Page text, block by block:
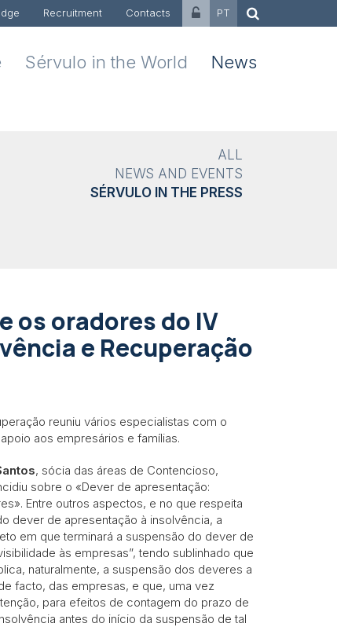
Recruitment Contacts PT
Sérvulo in the World News
ALL
NEWS AND EVENTS
SÉRVULO IN THE PRESS
os oradores do IV
e Recuperação
reuniu vários especialistas com o
aos empresários e famílias.
, sócia das áreas de Contencioso,
sobre o «Dever de apresentação:
Entre outros aspectos, e no que respeita
dever de apresentação à insolvência, a
em que terminará a suspensão do dever de
às empresas”, tendo sublinhado que
naturalmente, a suspensão dos deveres a
facto, das empresas, e que, uma vez
para efeitos de contagem do prazo de
antes do início da suspensão de tal